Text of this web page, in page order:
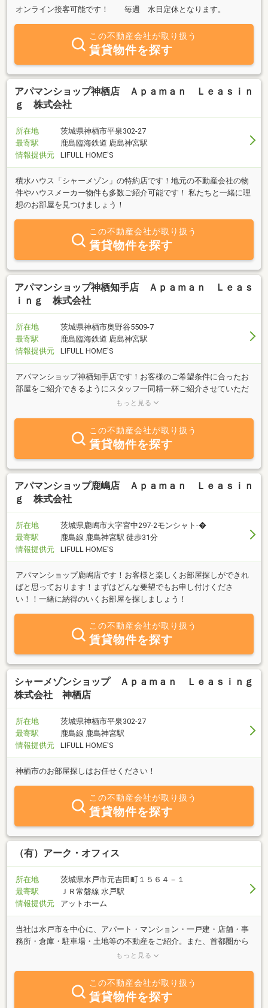
オンライン接客可能です！ 毎週 水日定休となります。
この不動産会社が取り扱う
賃貸物件を探す
アパマンショップ神栖店 Ａｐａｍａｎ Ｌｅａｓｉｎ
ｇ 株式会社
所在地
茨城県神栖市平泉302-27
最寄駅
鹿島臨海鉄道 鹿島神宮駅
情報提供元
LIFULL HOME'S
積水ハウス「シャーメゾン」の特約店です！地元の不動産会社の物
件やハウスメーカー物件も多数ご紹介可能です！ 私たちと一緒に理
想のお部屋を見つけましょう！
この不動産会社が取り扱う
賃貸物件を探す
アパマンショップ神栖知手店 Ａｐａｍａｎ Ｌｅａｓ
ｉｎｇ 株式会社
所在地
茨城県神栖市奥野谷5509-7
最寄駅
鹿島臨海鉄道 鹿島神宮駅
情報提供元
LIFULL HOME'S
アパマンショップ神栖知手店です！お客様のご希望条件に合ったお
部屋をご紹介できるようにスタッフ一同精一杯ご紹介させていただ
きます！「こんな場所がいいな」「この設備が欲しい」等お気軽に
もっと見る
この不動産会社が取り扱う
賃貸物件を探す
アパマンショップ鹿嶋店 Ａｐａｍａｎ Ｌｅａｓｉｎ
ｇ 株式会社
所在地
茨城県鹿嶋市大字宮中297-2モンシャト-�
最寄駅
鹿島線 鹿島神宮駅 徒歩31分
情報提供元
LIFULL HOME'S
アパマンショップ鹿嶋店です！お客様と楽しくお部屋探しができれ
ばと思っております！まずはどんな要望でもお申し付けくださ
い！！一緒に納得のいくお部屋を探しましょう！
この不動産会社が取り扱う
賃貸物件を探す
シャーメゾンショップ Ａｐａｍａｎ Ｌｅａｓｉｎｇ
株式会社 神栖店
所在地
茨城県神栖市平泉302-27
最寄駅
鹿島線 鹿島神宮駅
情報提供元
LIFULL HOME'S
神栖市のお部屋探しはお任せください！
この不動産会社が取り扱う
賃貸物件を探す
（有）アーク・オフィス
所在地
茨城県水戸市元吉田町１５６４－１
最寄駅
ＪＲ常磐線 水戸駅
情報提供元
アットホーム
当社は水戸市を中心に、アパート・マンション・一戸建・店舗・事
務所・倉庫・駐車場・土地等の不動産をご紹介。また、首都圏から
茨城県内全域の事業用の収益物件も併せてご紹介します。是非、水
もっと見る
この不動産会社が取り扱う
賃貸物件を探す